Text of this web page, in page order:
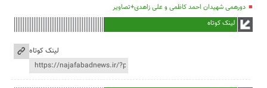
دورهمی شهیدان احمد کاظمی و علی زاهدی+تصاویر
لینک کوتاه
لینک کوتاه